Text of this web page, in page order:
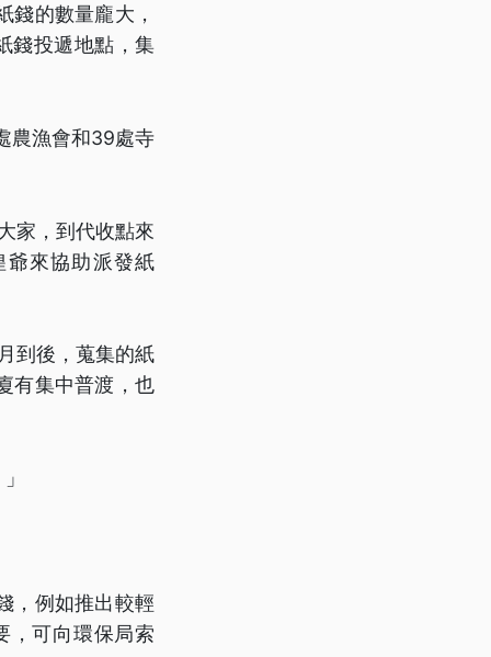
錢的數量龐大，
錢投遞地點，集
農漁會和39處寺
家，到代收點來
來協助派發紙
到後，蒐集的紙
有集中普渡，也
，例如推出較輕
，可向環保局索